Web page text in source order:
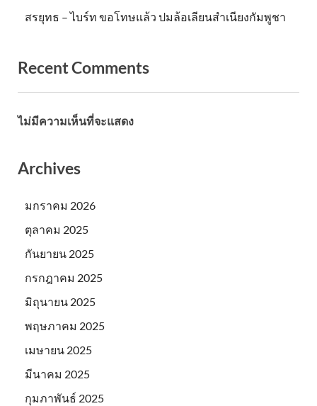
สรยุทธ – ไบร์ท ขอโทษแล้ว ปมล้อเลียนสำเนียงกัมพูชา
Recent Comments
ไม่มีความเห็นที่จะแสดง
Archives
มกราคม 2026
ตุลาคม 2025
กันยายน 2025
กรกฎาคม 2025
มิถุนายน 2025
พฤษภาคม 2025
เมษายน 2025
มีนาคม 2025
กุมภาพันธ์ 2025